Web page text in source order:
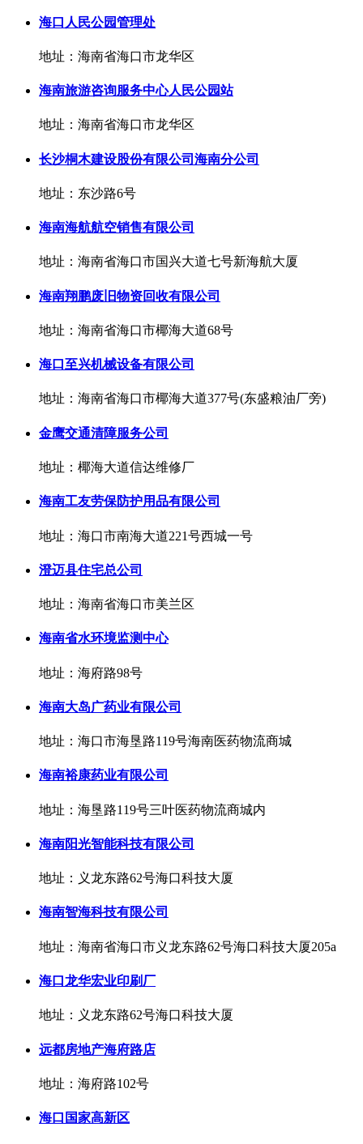
海口人民公园管理处
地址：海南省海口市龙华区
海南旅游咨询服务中心人民公园站
地址：海南省海口市龙华区
长沙桐木建设股份有限公司海南分公司
地址：东沙路6号
海南海航航空销售有限公司
地址：海南省海口市国兴大道七号新海航大厦
海南翔鹏废旧物资回收有限公司
地址：海南省海口市椰海大道68号
海口至兴机械设备有限公司
地址：海南省海口市椰海大道377号(东盛粮油厂旁)
金鹰交通清障服务公司
地址：椰海大道信达维修厂
海南工友劳保防护用品有限公司
地址：海口市南海大道221号西城一号
澄迈县住宅总公司
地址：海南省海口市美兰区
海南省水环境监测中心
地址：海府路98号
海南大岛广药业有限公司
地址：海口市海垦路119号海南医药物流商城
海南裕康药业有限公司
地址：海垦路119号三叶医药物流商城内
海南阳光智能科技有限公司
地址：义龙东路62号海口科技大厦
海南智海科技有限公司
地址：海南省海口市义龙东路62号海口科技大厦205a
海口龙华宏业印刷厂
地址：义龙东路62号海口科技大厦
远都房地产海府路店
地址：海府路102号
海口国家高新区